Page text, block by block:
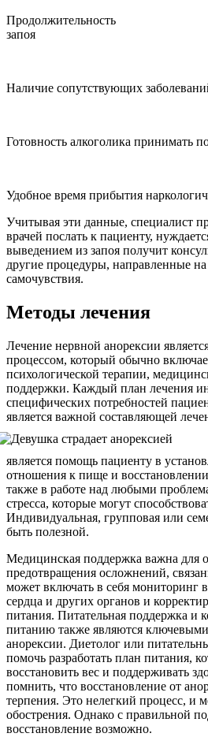
Продолжительность
запоя
Наличие сопутствующих
Готовность алкоголика принимать
Удобное время прибытия
Учитывая эти данные, специалист
врачей послать к пациенту,
выведением из запоя получит
другие процедуры, направленные
самочувствия.
Методы лечения
Лечение нервной анорексии
процессом, который обычно
психологической терапии,
поддержки. Каждый план лечения
специфических потребностей
является важной составляющей
является помощь пациенту в
отношения к пище и
также в работе над любыми
стресса, которые могут
Индивидуальная, групповая или
быть полезной.
Медицинская поддержка важна для
предотвращения осложнений,
может включать в себя мониторинг
сердца и других органов и
питания. Питательная поддержка и
питанию также являются
анорексии. Диетолог или
помочь разработать план питания,
восстановить вес и поддерживать
помнить, что восстановление от
терпения. Это нелегкий процесс, и
обострения. Однако с правильной
восстановление возможно.